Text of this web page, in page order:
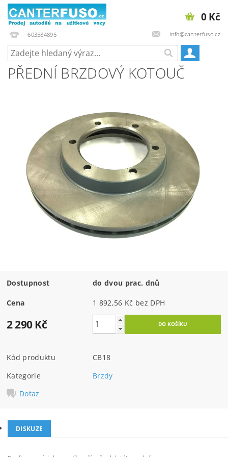
603584895 info@canterfuso.cz
0 Kč
PŘEDNÍ BRZDOVÝ KOTOUČ
Dostupnost do dvou prac. dnů
Cena 1 892,56 Kč bez DPH
2 290 Kč
Kód produktu
CB18
Kategorie
Brzdy
Dotaz
DISKUZE